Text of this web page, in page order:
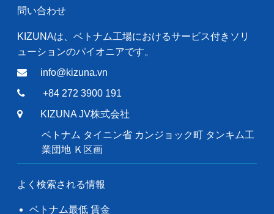
問い合わせ
KIZUNAは、ベトナム工場におけるサービス付きソリ
ューションのパイオニアです。
info@kizuna.vn
+84 272 3900 191
KIZUNA JV株式会社
ベトナム タイニン省 カンジョック町 タンキム工
業団地 Ｋ区画
よく検索される情報
ベトナム最低 賃金